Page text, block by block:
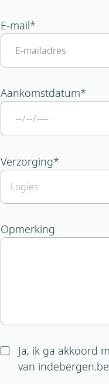
E-mail*
Aankomstdatum*
Verzorging*
Opmerking
Ja, ik ga akkoord
van indebergen.be